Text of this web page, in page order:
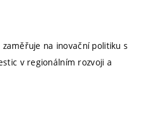
na inovační politiku s
v regionálním rozvoji a